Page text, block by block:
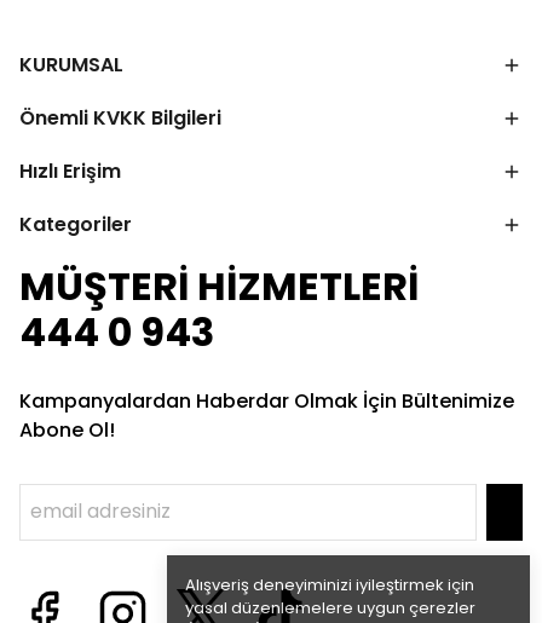
Alışveriş deneyiminizi iyileştirmek için
yasal düzenlemelere uygun çerezler
KURUMSAL
Önemli KVKK Bilgileri
Hızlı Erişim
Kategoriler
MÜŞTERİ HİZMETLERİ
444 0 943
Kampanyalardan Haberdar Olmak İçin Bültenimize
Abone Ol!